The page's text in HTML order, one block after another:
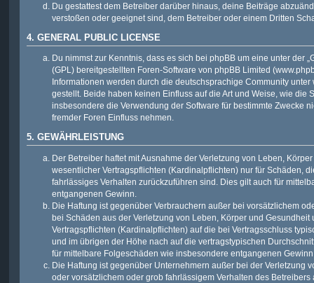
Du gestattest dem Betreiber darüber hinaus, deine Beiträge
verstoßen oder geeignet sind, dem Betreiber oder einem Dritten
4. GENERAL PUBLIC LICENSE
Du nimmst zur Kenntnis, dass es sich bei phpBB um eine unter der „
(GPL) bereitgestellten Foren-Software von phpBB Limited (
Informationen werden durch die deutschsprachige Community unter
gestellt. Beide haben keinen Einfluss auf die Art und Weise, wie die
insbesondere die Verwendung der Software für bestimmte Zwecke
fremder Foren Einfluss nehmen.
5. GEWÄHRLEISTUNG
Der Betreiber haftet mit Ausnahme der Verletzung von Leben,
wesentlicher Vertragspflichten (Kardinalpflichten) nur für Schäden,
fahrlässiges Verhalten zurückzuführen sind. Dies gilt auch für
entgangenen Gewinn.
Die Haftung ist gegenüber Verbrauchern außer bei vorsätzlichem
bei Schäden aus der Verletzung von Leben, Körper und
Vertragspflichten (Kardinalpflichten) auf die bei Vertragsschluss
und im übrigen der Höhe nach auf die vertragstypischen
für mittelbare Folgeschäden wie insbesondere entgangenen
Die Haftung ist gegenüber Unternehmern außer bei der Verletzung
oder vorsätzlichem oder grob fahrlässigem Verhalten des Betreibers